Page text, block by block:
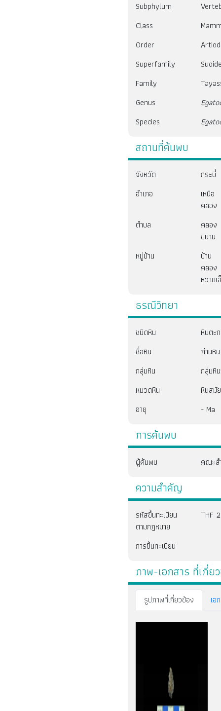
Subphylum
Class
Order
Superfamily
Family
Genus
Species
สถานที่ค้นพบ
จังหวัด
กระบี่
อำเภอ
เหนือ
คลอง
ตำบล
คลอง
ขนาน
หมู่บ้าน
บ้าน
คลอง
หวายเ
ธรณีวิทยา
ชนิดหิน
หินตะ
ชื่อหิน
ถ่านหิน
กลุ่มหิน
กลุ่มหิ
หมวดหิน
หินสมั
อายุ
- Ma
การค้นพบ
ผู้ค้นพบ คณะส
ความสำคัญ
รหัสขึ้นทะเบียน
ตามกฎหมาย
THF
การขึ้นทะเบียน
ภาพ-เอกสาร ที่เกี่ย
รูปภาพที่เกี่ยวข้อง เอ